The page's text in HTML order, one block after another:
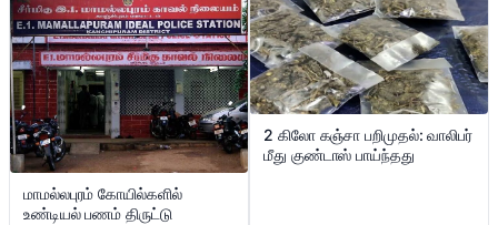
மாமல்லபுரம் கோயில்களில்
உண்டியல் பணம் திருட்டு
2 கிலோ கஞ்சா பறிமுதல்: வாலிபர்
மீது குண்டாஸ் பாய்ந்தது